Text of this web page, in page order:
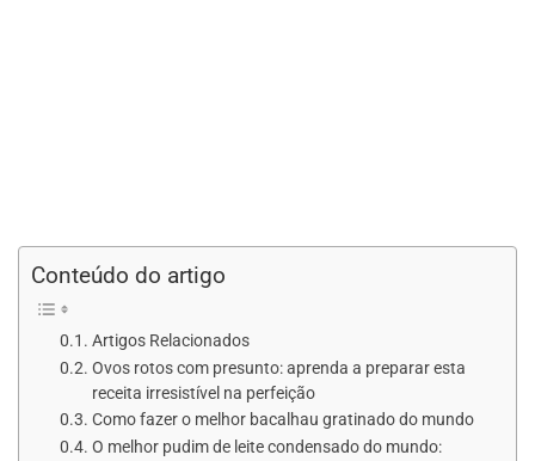
Conteúdo do artigo
Artigos Relacionados
Ovos rotos com presunto: aprenda a preparar esta
receita irresistível na perfeição
Como fazer o melhor bacalhau gratinado do mundo
O melhor pudim de leite condensado do mundo: